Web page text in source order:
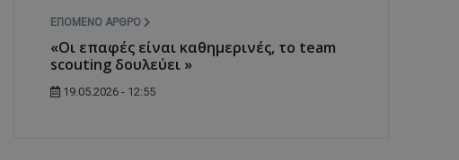
ΕΠΌΜΕΝΟ ΆΡΘΡΟ
«Οι επαφές είναι καθημερινές, το team
scouting δουλεύει »
19.05.2026 - 12:55